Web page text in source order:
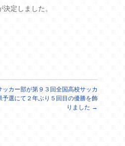
定しました。
ッカー部が第９３回全国高校サッカ
予選にて２年ぶり５回目の優勝を飾
りました →